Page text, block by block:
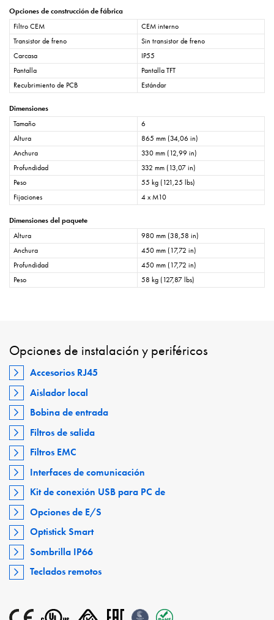
Opciones de construcción de fábrica
Filtro CEM
CEM interno
Transistor de freno
Sin transistor de freno
Carcasa
IP55
Pantalla
Pantalla TFT
Recubrimiento de PCB
Estándar
Dimensiones
Tamaño
6
Altura
865 mm (34,06 in)
Anchura
330 mm (12,99 in)
Profundidad
332 mm (13,07 in)
Peso
55 kg (121,25 lbs)
Fijaciones
4 x M10
Dimensiones del paquete
Altura
980 mm (38,58 in)
Anchura
450 mm (17,72 in)
Profundidad
450 mm (17,72 in)
Peso
58 kg (127,87 lbs)
Opciones de instalación y periféricos
Accesorios RJ45
Aislador local
Bobina de entrada
Filtros de salida
Filtros EMC
Interfaces de comunicación
Kit de conexión USB para PC de
Opciones de E/S
Optistick Smart
Sombrilla IP66
Teclados remotos